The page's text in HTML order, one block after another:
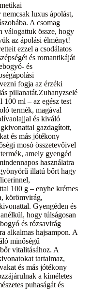
luxus ápolást,
A csomag
válogattuk össze, hogy
az ápolási élményt!
ezzel a csodálatos
és romantikáját
és
fogja az érzéki
pillanatát.Zuhanyzselé
100 ml – az egész test
termék, magával
és kiváló
gazdagított,
és más jótékony
mosó összetevőivel
amely gyengéd
használatra
illatú bőrt hagy
100 g – enyhe krémes
körömvirág,
Gyengéden és
hogy túlságosan
és rózsavirág
alkalmas hajsampon. A
minőségű
vitalitásához. A
tartalmaz,
és más jótékony
a kíméletes
puhaságát és